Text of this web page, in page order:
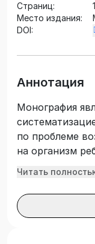
Страниц:
Место издания:
DOI:
Аннотация
Монография
по проблеме
на организм
были
особенностям
загрязнения,
Читать